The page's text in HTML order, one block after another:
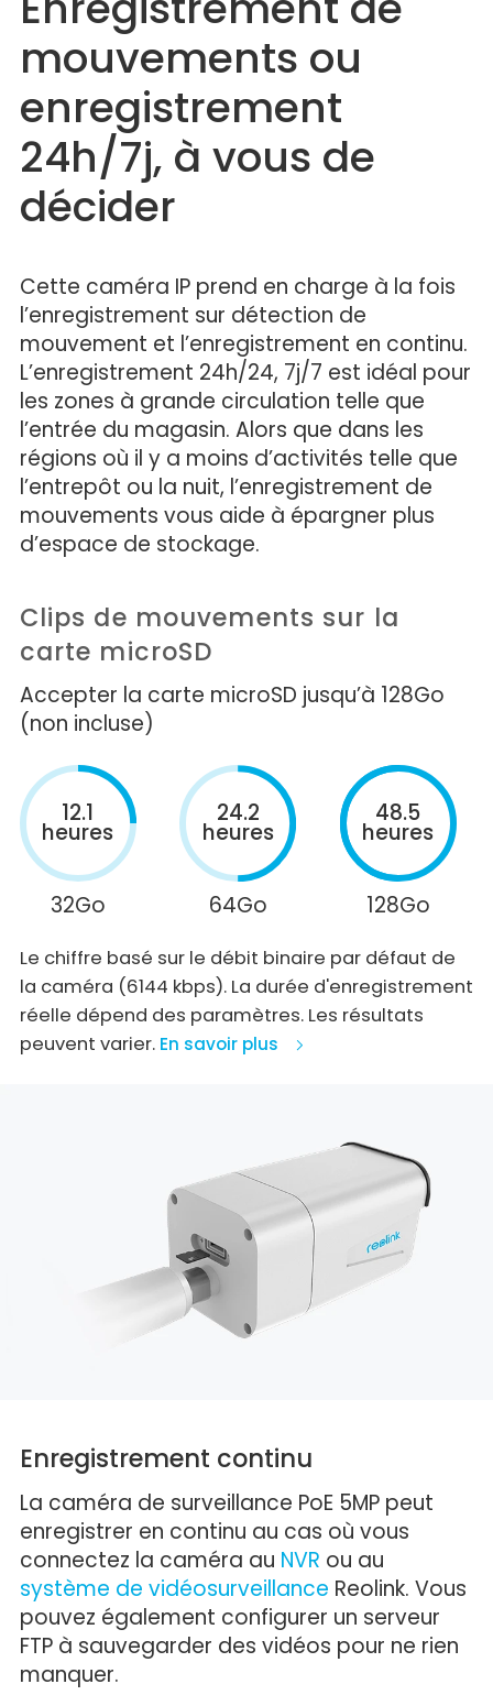
mouvements ou
enregistrement
24h/7j, à vous de
décider
Cette caméra IP prend en charge à la fois
l’enregistrement sur détection de
mouvement et l’enregistrement en continu.
L’enregistrement 24h/24, 7j/7 est idéal pour
les zones à grande circulation telle que
l’entrée du magasin. Alors que dans les
régions où il y a moins d’activités telle que
l’entrepôt ou la nuit, l’enregistrement de
mouvements vous aide à épargner plus
d’espace de stockage.
Clips de mouvements sur la
carte microSD
Accepter la carte microSD jusqu’à 128Go
(non incluse)
12.1
heures
32Go
24.2
heures
64Go
48.5
heures
128Go
Le chiffre basé sur le débit binaire par défaut de
la caméra (6144 kbps). La durée d'enregistrement
réelle dépend des paramètres. Les résultats
peuvent varier. En savoir plus
Enregistrement continu
La caméra de surveillance PoE 5MP peut
enregistrer en continu au cas où vous
connectez la caméra au NVR ou au
système de vidéosurveillance Reolink. Vous
pouvez également configurer un serveur
FTP à sauvegarder des vidéos pour ne rien
manquer.